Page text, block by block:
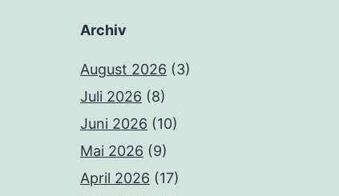
Archiv
August 2026 (3)
Juli 2026 (8)
Juni 2026 (10)
Mai 2026 (9)
April 2026 (17)